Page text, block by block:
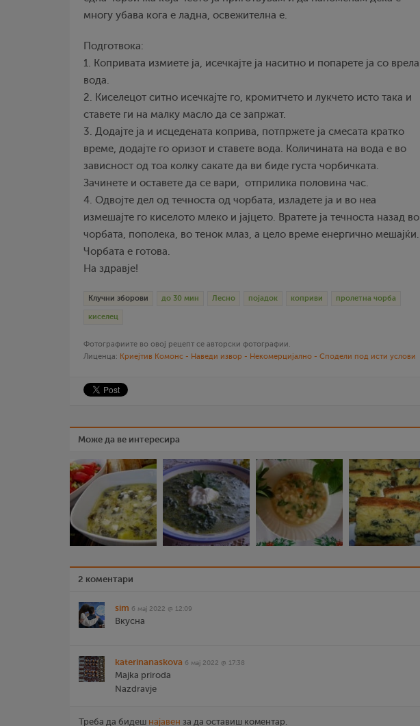
многу убава кога е ладна, освежителна е.
Подготвока:
1. Копривата измиете ја, исечкајте ја наситно и попарете ја со врела
вода.
2. Киселецот ситно исечкајте го, кромитчето и лукчето исто така и
ставете ги на малку масло да се запржат.
3. Додајте ја и исцедената коприва, потпржете ја смесата кратко
време, додајте го оризот и ставете вода. Количината на вода е во
зависност од тоа колку сакате да ви биде густа чорбичката.
Зачинете и оставете да се вари, отприлика половина час.
4. Одвојте дел од течноста од чорбата, изладете ја и во неа
измешајте го киселото млеко и јајцето. Вратете ја течноста назад во
чорбата, пополека, во тенок млаз, а цело време енергично мешајќи.
Чорбата е готова.
На здравје!
Клучни зборови до 30 мин Лесно појадок коприви пролетна чорба
киселец
Фотографиите во овој рецепт се авторски фотографии.
Лиценца: Криејтив Комонс - Наведи извор - Некомерцијално - Сподели под исти услови
Може да ве интересира
2 коментари
sim 6 мај 2022 @ 12:09
Вкусна
katerinanaskova 6 мај 2022 @ 17:38
Majka priroda
Nazdravje
Треба да бидеш најавен за да оставиш коментар.